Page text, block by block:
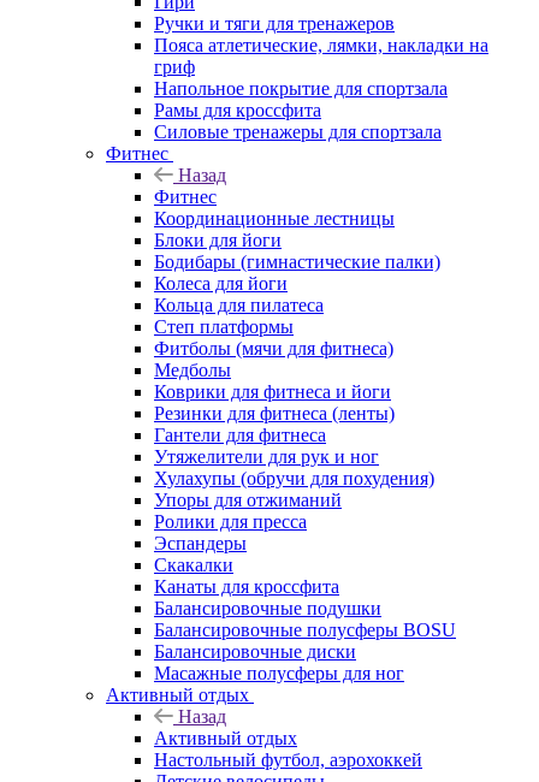
Ручки и тяги для тренажеров
Пояса атлетические, лямки, накладки на
гриф
Напольное покрытие для спортзала
Рамы для кроссфита
Силовые тренажеры для спортзала
Фитнес
Назад
Фитнес
Координационные лестницы
Блоки для йоги
Бодибары (гимнастические палки)
Колеса для йоги
Кольца для пилатеса
Степ платформы
Фитболы (мячи для фитнеса)
Медболы
Коврики для фитнеса и йоги
Резинки для фитнеса (ленты)
Гантели для фитнеса
Утяжелители для рук и ног
Хулахупы (обручи для похудения)
Упоры для отжиманий
Ролики для пресса
Эспандеры
Скакалки
Канаты для кроссфита
Балансировочные подушки
Балансировочные полусферы BOSU
Балансировочные диски
Масажные полусферы для ног
Активный отдых
Назад
Активный отдых
Настольный футбол, аэрохоккей